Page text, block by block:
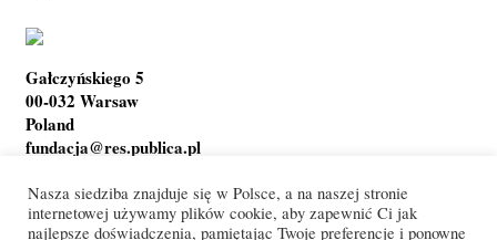
Gałczyńskiego 5
00-032 Warsaw
Poland
fundacja@res.publica.pl
Nasza siedziba znajduje się w Polsce, a na naszej stronie
internetowej używamy plików cookie, aby zapewnić Ci jak
najlepsze doświadczenia, pamiętając Twoje preferencje i ponowne